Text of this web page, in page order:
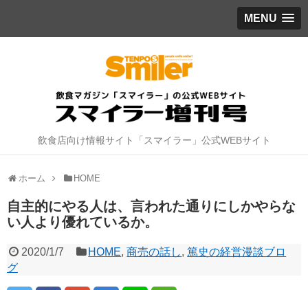
MENU
飲食店向け情報サイト「スマイラー」公式WEBサイト
ホーム HOME
自主的にやる人は、言われた通りにしかやらな
い人より優れているか。
2020/1/7 HOME,商売の話し,篤史の経営漫談ブロ
グ